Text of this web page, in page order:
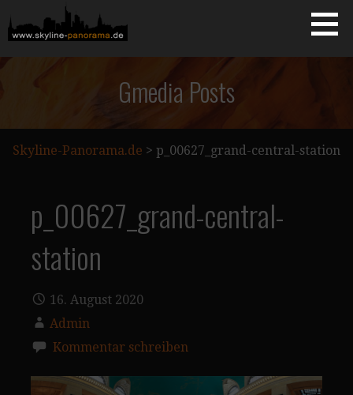
Inhalt
springen
SKYLINE-PANORAMA.DE
Gmedia Posts
Skyline-Panorama.de > p_00627_grand-central-station
p_00627_grand-central-
station
16. August 2020
Admin
Kommentar schreiben